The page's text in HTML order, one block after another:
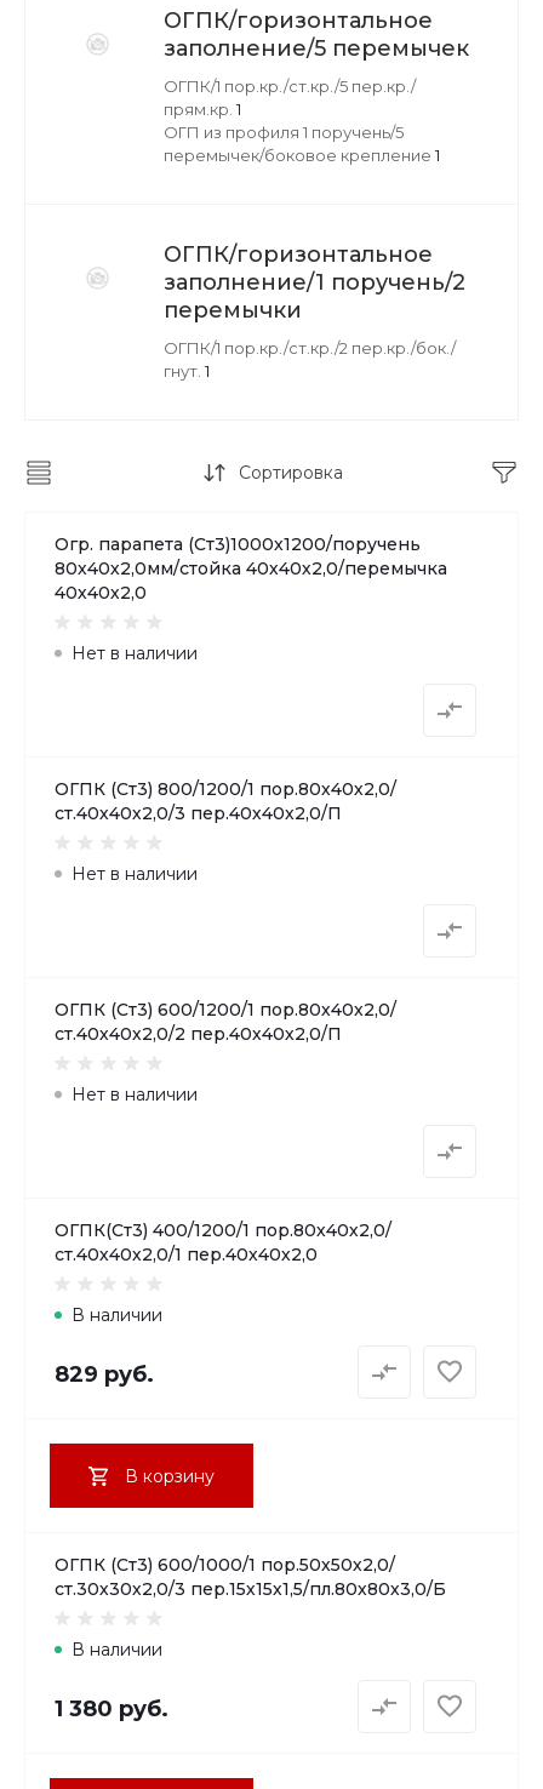
ОГПК/горизонтальное
заполнение/5 перемычек
ОГПК/1 пор.кр./ст.кр./5 пер.кр./
прям.кр. 1
ОГП из профиля 1 поручень/5
перемычек/боковое крепление 1
ОГПК/горизонтальное
заполнение/1 поручень/2
перемычки
ОГПК/1 пор.кр./ст.кр./2 пер.кр./бок./
гнут. 1
Сортировка
Огр. парапета (Ст3)1000х1200/поручень
80х40х2,0мм/стойка 40х40х2,0/перемычка
40х40х2,0
Нет в наличии
ОГПК (Ст3) 800/1200/1 пор.80х40х2,0/
ст.40х40х2,0/3 пер.40х40х2,0/П
Нет в наличии
ОГПК (Ст3) 600/1200/1 пор.80х40х2,0/
ст.40х40х2,0/2 пер.40х40х2,0/П
Нет в наличии
ОГПК(Ст3) 400/1200/1 пор.80х40х2,0/
ст.40х40х2,0/1 пер.40х40х2,0
В наличии
829 руб.
В корзину
ОГПК (Ст3) 600/1000/1 пор.50х50х2,0/
ст.30х30х2,0/3 пер.15х15х1,5/пл.80х80х3,0/Б
В наличии
1 380 руб.